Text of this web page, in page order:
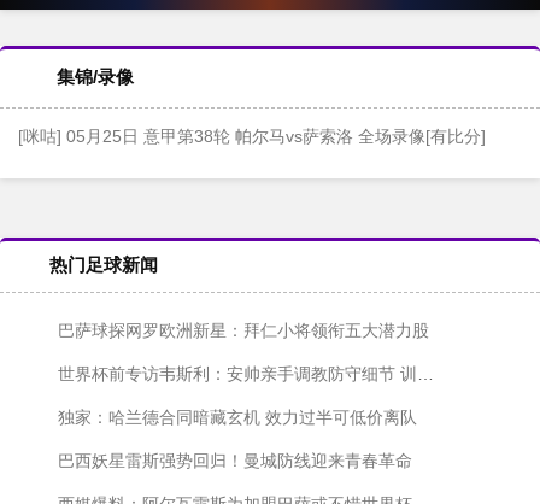
集锦/录像
[咪咕] 05月25日 意甲第38轮 帕尔马vs萨索洛 全场录像[有比分]
热门足球新闻
巴萨球探网罗欧洲新星：拜仁小将领衔五大潜力股
世界杯前专访韦斯利：安帅亲手调教防守细节 训练中解放我的进攻天性
独家：哈兰德合同暗藏玄机 效力过半可低价离队
巴西妖星雷斯强势回归！曼城防线迎来青春革命